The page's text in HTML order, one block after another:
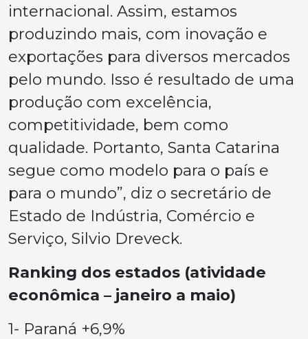
internacional. Assim, estamos
produzindo mais, com inovação e
exportações para diversos mercados
pelo mundo. Isso é resultado de uma
produção com excelência,
competitividade, bem como
qualidade. Portanto, Santa Catarina
segue como modelo para o país e
para o mundo”, diz o secretário de
Estado de Indústria, Comércio e
Serviço, Silvio Dreveck.
Ranking dos estados (atividade
econômica – janeiro a maio)
1- Paraná +6,9%